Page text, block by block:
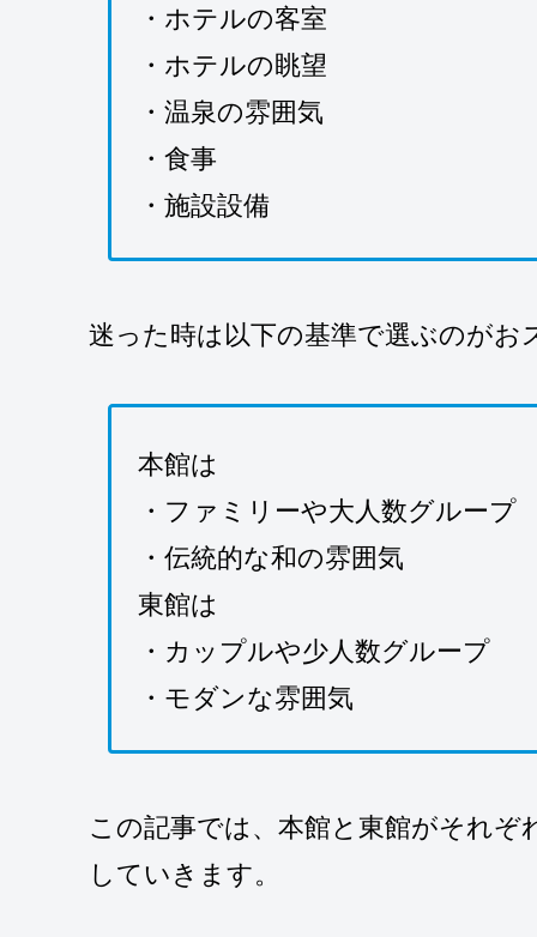
・ホテルの客室
・ホテルの眺望
・温泉の雰囲気
・食事
・施設設備
迷った時は以下の基準で選ぶのがお
本館は
・ファミリーや大人数グループ
・伝統的な和の雰囲気
東館は
・カップルや少人数グループ
・モダンな雰囲気
この記事では、本館と東館がそれ
していきます。